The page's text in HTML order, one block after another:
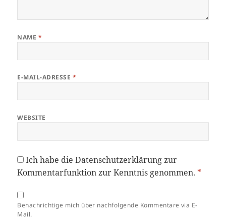
NAME *
E-MAIL-ADRESSE *
WEBSITE
Ich habe dieDatenschutzerklärungzur
Kommentarfunktion zur Kenntnis genommen. *
Benachrichtige mich über nachfolgende Kommentare via E-
Mail.